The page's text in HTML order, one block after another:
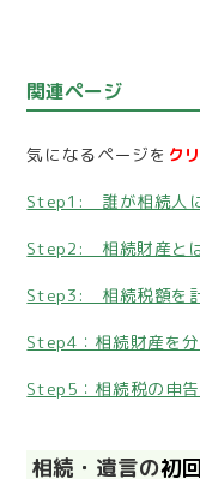
関連ページ
気になるページを ク
Step1: 誰が相続人
Step2: 相続財産と
Step3: 相続税額を
Step4：相続財産を
Step5：相続税の申
相続・遺言の初